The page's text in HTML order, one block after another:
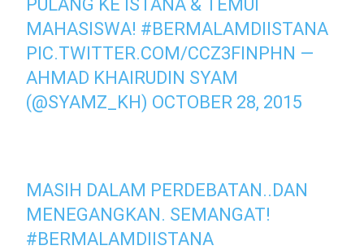
PULANG KE ISTANA & TEMUI
MAHASISWA! #BERMALAMDIISTANA
PIC.TWITTER.COM/CCZ3FINPHN —
AHMAD KHAIRUDIN SYAM
(@SYAMZ_KH) OCTOBER 28, 2015
MASIH DALAM PERDEBATAN..DAN
MENEGANGKAN. SEMANGAT!
#BERMALAMDIISTANA